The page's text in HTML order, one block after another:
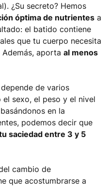
¿Su secreto? Hemos
óptima de nutrientes a
el batido contiene
que tu cuerpo necesita
aporta al menos
de varios
sexo, el peso y el nivel
en la
podemos decir que
saciedad entre 3 y 5
cambio de
que acostumbrarse a